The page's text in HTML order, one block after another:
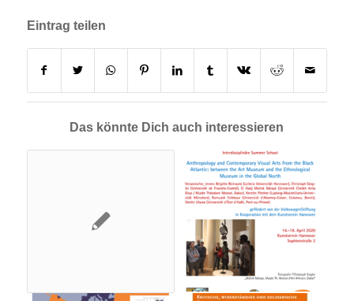
Eintrag teilen
Das könnte Dich auch interessieren